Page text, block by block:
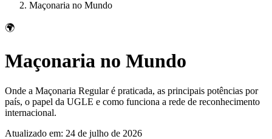
Maçonaria no Mundo
🌍
Maçonaria no Mundo
Onde a Maçonaria Regular é praticada, as principais potências por
país, o papel da UGLE e como funciona a rede de reconhecimento
internacional.
Atualizado em: 24 de julho de 2026